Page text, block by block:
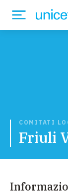
COMITATI
Friuli